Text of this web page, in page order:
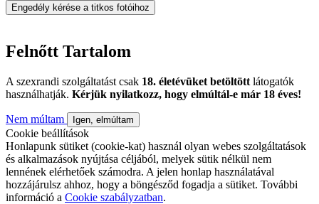
Engedély kérése a titkos fotóihoz
Felnőtt Tartalom
A szexrandi szolgáltatást csak 18. életévüket betöltött látogatók
használhatják. Kérjük nyilatkozz, hogy elmúltál-e már 18 éves!
Nem múltam Igen, elmúltam
Cookie beállítások
Honlapunk sütiket (cookie-kat) használ olyan webes szolgáltatások
és alkalmazások nyújtása céljából, melyek sütik nélkül nem
lennének elérhetőek számodra. A jelen honlap használatával
hozzájárulsz ahhoz, hogy a böngésződ fogadja a sütiket. További
információ a Cookie szabályzatban.